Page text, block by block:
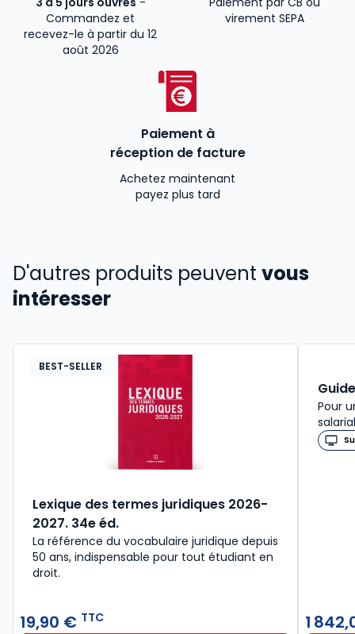
Commandez et
recevez-le à partir du 12
août 2026
virement SEPA
Paiement à
réception de facture
Achetez maintenant
payez plus tard
D'autres produits peuvent vous
intéresser
BEST-SELLER
Lexique des termes juridiques 2026-
2027. 34e éd.
La référence du vocabulaire juridique depuis
50 ans, indispensable pour tout étudiant en
droit.​
19,90 € TTC
Pour
1